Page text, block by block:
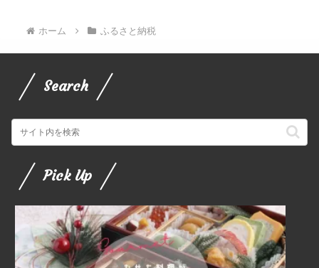
ホーム ふるさと納税
Search
Pick Up